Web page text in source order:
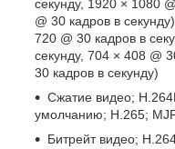
секунду, 1920 × 1080
@ 30 кадров в
720 @ 30 кадров в
секунду, 704 × 408 @
30 кадров в секунду)
Сжатие видео;
умолчанию; Н.265;
Битрейт видео;